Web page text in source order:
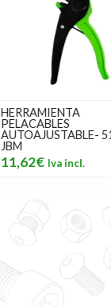
LLAVE
DIGITAL DE 1/2"
200NM- 54339
264,26€